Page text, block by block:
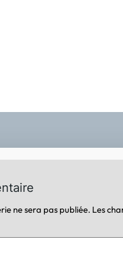
ne sera pas publiée. Les